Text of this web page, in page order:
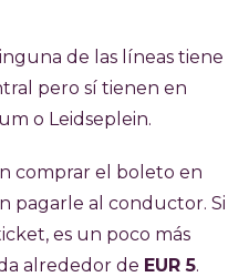
de las líneas tiene
pero sí tienen en
o Leidseplein.
comprar el boleto en
pagarle al conductor. Si
es un poco más
alrededor de EUR 5.